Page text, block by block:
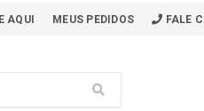
AQUI MEUS PEDIDOS FALE